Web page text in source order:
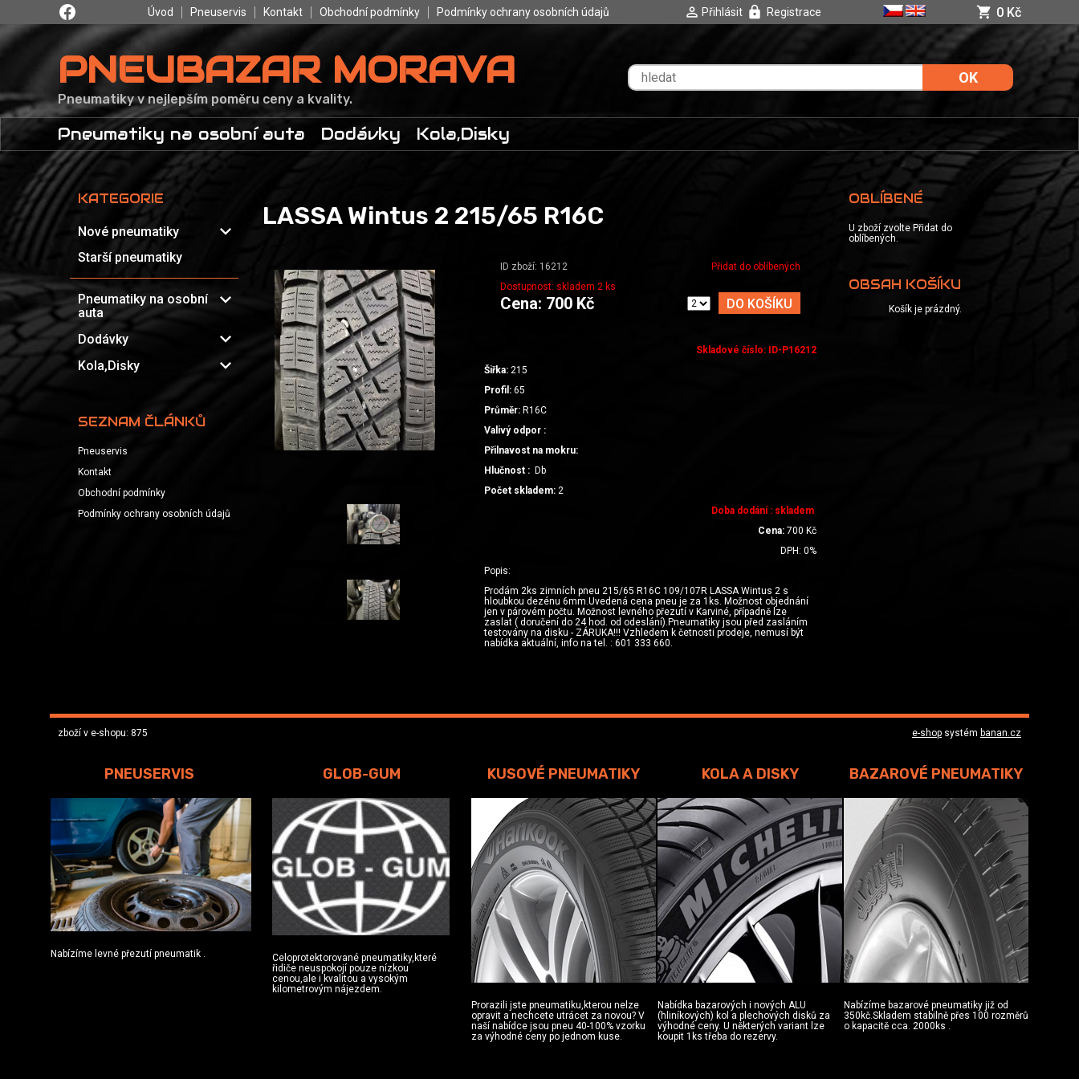
Úvod Pneuservis Kontakt Obchodní podmínky Podmínky ochrany osobních údajů Přihlásit Registrace 0 Kč
PNEUBAZAR MORAVA
Pneumatiky v nejlepším poměru ceny a kvality.
Pneumatiky na osobní auta Dodávky Kola,Disky
KATEGORIE
Nové pneumatiky expand_more
Starší pneumatiky
Pneumatiky na osobní
auta
expand_more
Dodávky expand_more
Kola,Disky expand_more
SEZNAM ČLÁNKŮ
Pneuservis
Kontakt
Obchodní podmínky
Podmínky ochrany osobních údajů
LASSA Wintus 2 215/65 R16C
Skladové číslo:
ID-P16212
Šiřka: 215
Profil: 65
Průměr: R16C
Valivý odpor :
Přilnavost na mokru:
Hlučnost : Db
Počet skladem: 2
Doba dodání : skladem
Cena: 700 Kč
DPH: 0%
Popis:
Prodám 2ks zimních pneu 215/65 R16C 109/107R LASSA Wintus 2 s
hloubkou dezénu 6mm.Uvedená cena pneu je za 1ks. Možnost objednání
jen v párovém počtu. Možnost levného přezutí v Karviné, případně lze
zaslat ( doručení do 24 hod. od odeslání).Pneumatiky jsou před zasláním
testovány na disku - ZÁRUKA!!! Vzhledem k četnosti prodeje, nemusí být
nabídka aktuální, info na tel. : 601 333 660.
ID zboží: 16212
Přidat do oblíbených
Dostupnost: skladem 2 ks
Cena: 700 Kč DO KOŠÍKU
OBLÍBENÉ
U zboží zvolte Přidat do
oblíbených.
OBSAH KOŠÍKU
Košík je prázdný.
zboží v e-shopu: 875 e-shop systém banan.cz
PNEUSERVIS
Nabízíme levné přezutí pneumatik .
GLOB-GUM
Celoprotektorované pneumatiky,které
řidiče neuspokojí pouze nízkou
cenou,ale i kvalitou a vysokým
kilometrovým nájezdem.
KUSOVÉ PNEUMATIKY
Prorazili jste pneumatiku,kterou nelze
opravit a nechcete utrácet za novou? V
naší nabídce jsou pneu 40-100% vzorku
za výhodné ceny po jednom kuse.
KOLA A DISKY
Nabídka bazarových i nových ALU
(hliníkových) kol a plechových disků za
výhodné ceny. U některých variant lze
koupit 1ks třeba do rezervy.
BAZAROVÉ PNEUMATIKY
Nabízíme bazarové pneumatiky již od
350kč.Skladem stabilně přes 100 rozměrů
o kapacitě cca. 2000ks .